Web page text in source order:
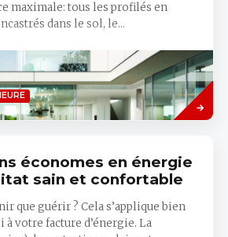
maximale: tous les profilés en
dans le sol, le...
Savoir
plus
économes en énergie
sain et confortable
que guérir ? Cela s’applique bien
à votre facture d’énergie. La